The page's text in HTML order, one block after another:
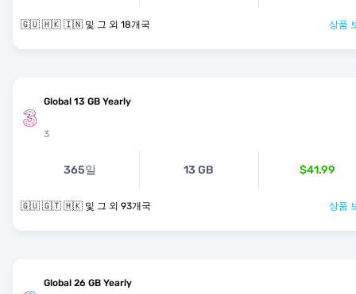
🇬🇺 🇭🇰 🇮🇳 및 그 외 18개국 상품
Global 13 GB Yearly
3
365일 13 GB $41.99
🇬🇺 🇬🇹 🇭🇰 및 그 외 93개국 상품
Global 26 GB Yearly